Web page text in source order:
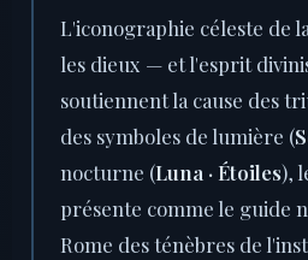
L'iconographie céleste de
les dieux — et l'esprit
soutiennent la cause des
des symboles de lumière (
nocturne (Luna · Étoiles),
présente comme le guide
Rome des ténèbres de